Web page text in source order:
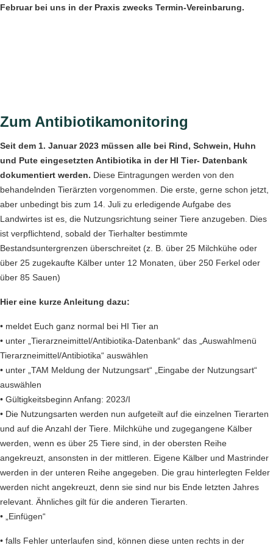
Februar bei uns in der Praxis zwecks Termin-Vereinbarung.
Zum Antibiotikamonitoring
Seit dem 1. Januar 2023 müssen alle bei Rind, Schwein, Huhn
und Pute eingesetzten Antibiotika in der HI Tier- Datenbank
dokumentiert werden. Diese Eintragungen werden von den
behandelnden Tierärzten vorgenommen. Die erste, gerne schon jetzt,
aber unbedingt bis zum 14. Juli zu erledigende Aufgabe des
Landwirtes ist es, die Nutzungsrichtung seiner Tiere anzugeben. Dies
ist verpflichtend, sobald der Tierhalter bestimmte
Bestandsuntergrenzen überschreitet (z. B. über 25 Milchkühe oder
über 25 zugekaufte Kälber unter 12 Monaten, über 250 Ferkel oder
über 85 Sauen)
Hier eine kurze Anleitung dazu:
• meldet Euch ganz normal bei HI Tier an
• unter „Tierarzneimittel/Antibiotika-Datenbank“ das „Auswahlmenü
Tierarzneimittel/Antibiotika“ auswählen
• unter „TAM Meldung der Nutzungsart“ „Eingabe der Nutzungsart“
auswählen
• Gültigkeitsbeginn Anfang: 2023/I
• Die Nutzungsarten werden nun aufgeteilt auf die einzelnen Tierarten
und auf die Anzahl der Tiere. Milchkühe und zugegangene Kälber
werden, wenn es über 25 Tiere sind, in der obersten Reihe
angekreuzt, ansonsten in der mittleren. Eigene Kälber und Mastrinder
werden in der unteren Reihe angegeben. Die grau hinterlegten Felder
werden nicht angekreuzt, denn sie sind nur bis Ende letzten Jahres
relevant. Ähnliches gilt für die anderen Tierarten.
• „Einfügen“
• falls Fehler unterlaufen sind, können diese unten rechts in der